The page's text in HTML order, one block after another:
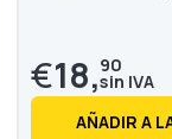
€18,90
AÑADIR A